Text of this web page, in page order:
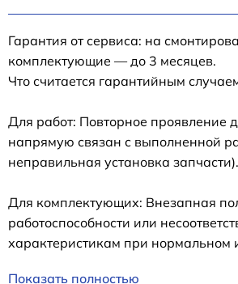
Гарантия от сервиса: на
комплектующие — до 3 месяцев.
Что считается гарантийным
Для работ: Повторное проявление
напрямую связан с выполненной
неправильная установка запчасти).
Для комплектующих: Внезапная
работоспособности или
характеристикам при нормальном
Показать полностью